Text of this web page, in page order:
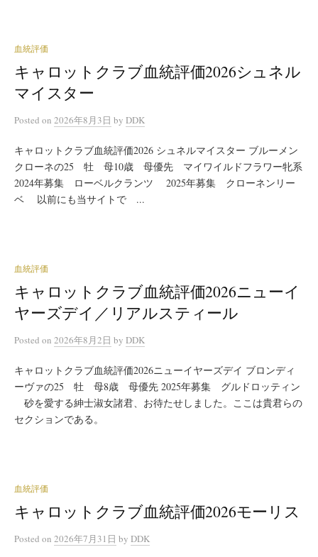
血統評価
キャロットクラブ血統評価2026シュネル
マイスター
Posted on 2026年8月3日 by DDK
キャロットクラブ血統評価2026 シュネルマイスター ブルーメン
クローネの25 牡 母10歳 母優先 マイワイルドフラワー牝系
2024年募集 ローベルクランツ 2025年募集 クローネンリー
ベ 以前にも当サイトで ...
血統評価
キャロットクラブ血統評価2026ニューイ
ヤーズデイ／リアルスティール
Posted on 2026年8月2日 by DDK
キャロットクラブ血統評価2026ニューイヤーズデイ ブロンディ
ーヴァの25 牡 母8歳 母優先 2025年募集 グルドロッティン
砂を愛する紳士淑女諸君、お待たせしました。ここは貴君らの
セクションである。
血統評価
キャロットクラブ血統評価2026モーリス
Posted on 2026年7月31日 by DDK